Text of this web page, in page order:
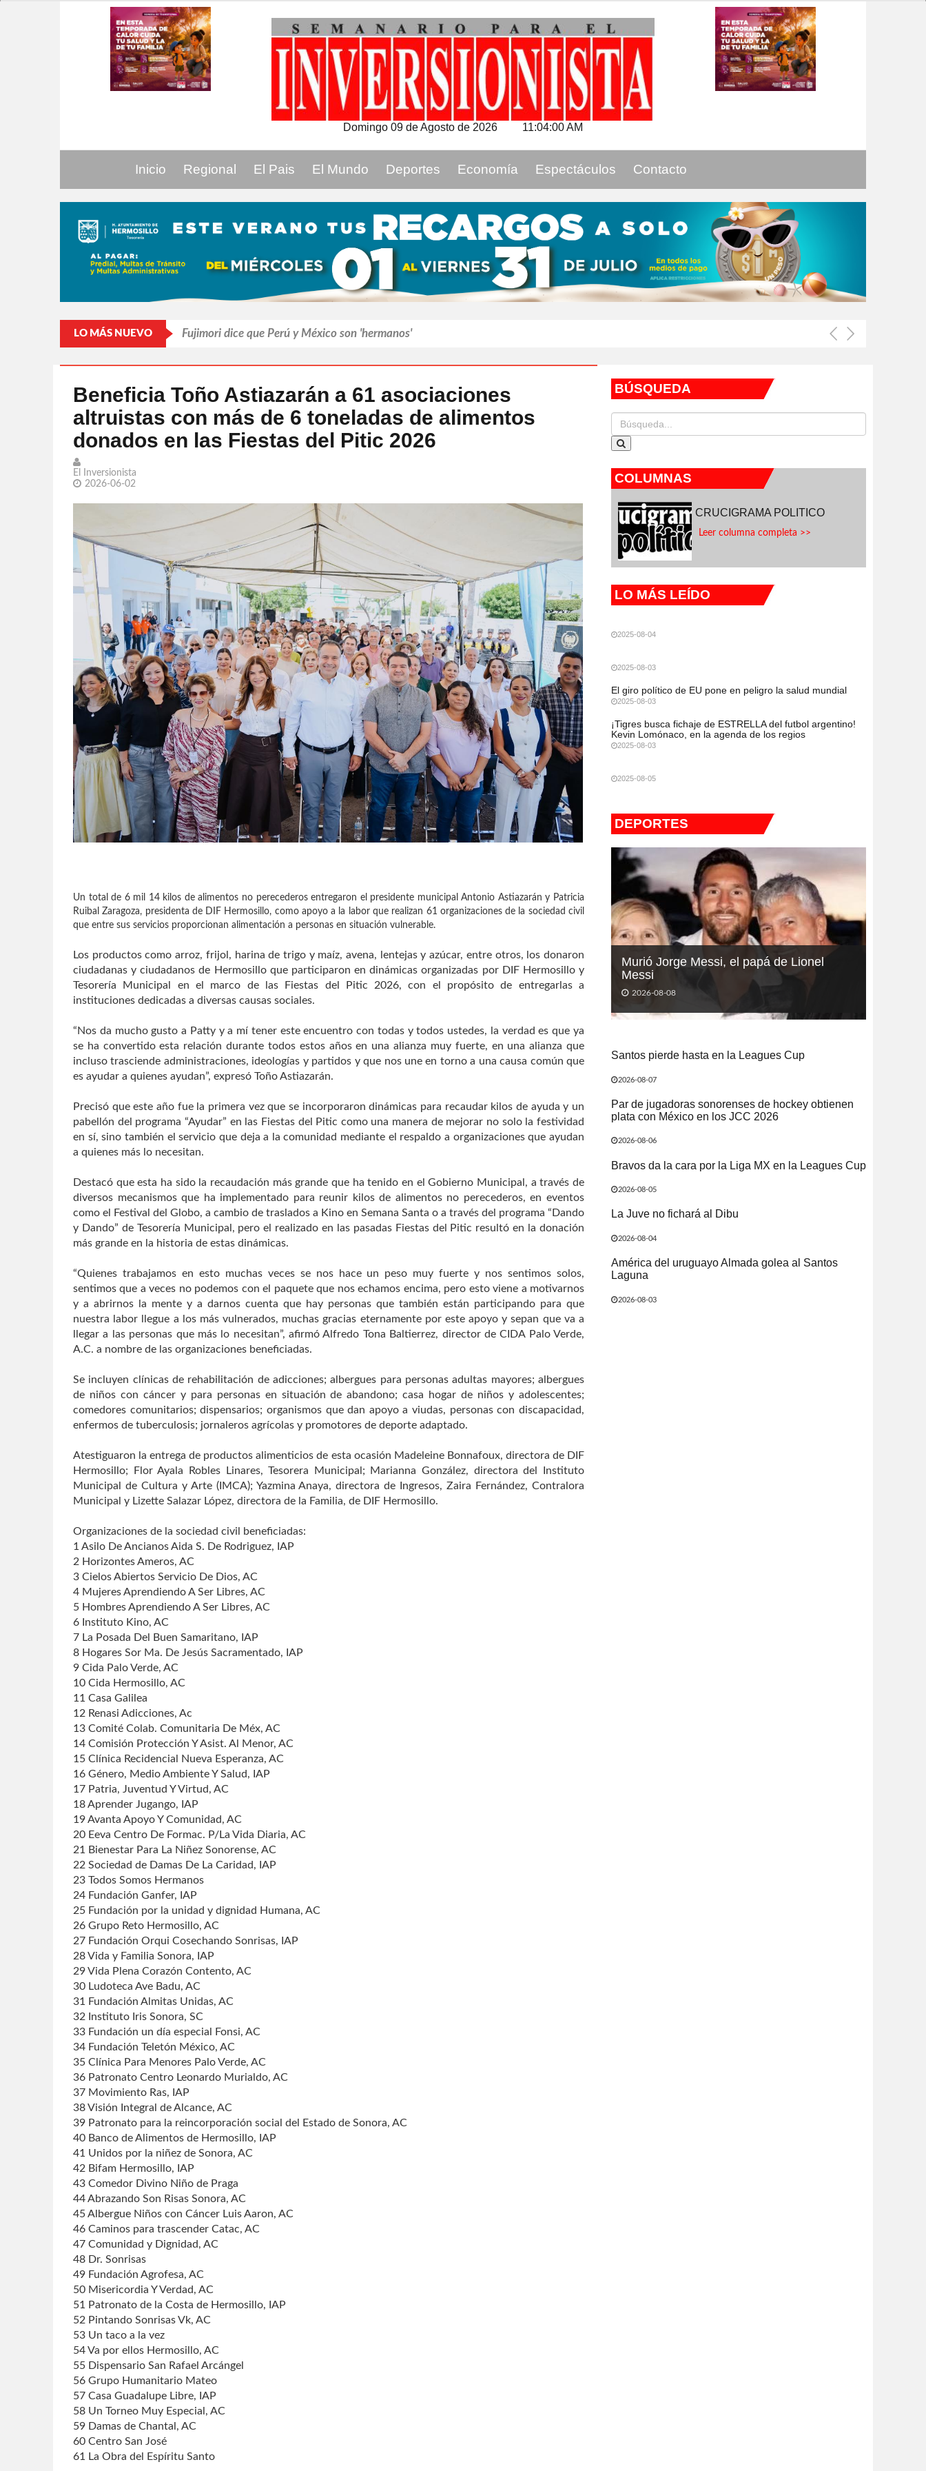
Domingo 09 de Agosto de 2026 11:04:01 AM
Inicio Regional El Pais El Mundo Deportes Economía Espectáculos Contacto
LO MÁS NUEVO Fujimori dice que Perú y México son 'hermanos'
Desechan jueces amparos por nuevo examen en UNAM
Murió Jorge Messi, el papá de Lionel Messi
Confiesa Britney Spears sentirse una madre que 'fracasó'
Beneficia Toño Astiazarán a 61 asociaciones
altruistas con más de 6 toneladas de alimentos
donados en las Fiestas del Pitic 2026
El Inversionista
2026-06-02
Un total de 6 mil 14 kilos de alimentos no perecederos entregaron el presidente municipal Antonio Astiazarán y Patricia
Ruibal Zaragoza, presidenta de DIF Hermosillo, como apoyo a la labor que realizan 61 organizaciones de la sociedad civil
que entre sus servicios proporcionan alimentación a personas en situación vulnerable.
Los productos como arroz, frijol, harina de trigo y maíz, avena, lentejas y azúcar, entre otros, los donaron
ciudadanas y ciudadanos de Hermosillo que participaron en dinámicas organizadas por DIF Hermosillo y
Tesorería Municipal en el marco de las Fiestas del Pitic 2026, con el propósito de entregarlas a
instituciones dedicadas a diversas causas sociales.
“Nos da mucho gusto a Patty y a mí tener este encuentro con todas y todos ustedes, la verdad es que ya
se ha convertido esta relación durante todos estos años en una alianza muy fuerte, en una alianza que
incluso trasciende administraciones, ideologías y partidos y que nos une en torno a una causa común que
es ayudar a quienes ayudan”, expresó Toño Astiazarán.
Precisó que este año fue la primera vez que se incorporaron dinámicas para recaudar kilos de ayuda y un
pabellón del programa “Ayudar” en las Fiestas del Pitic como una manera de mejorar no solo la festividad
en sí, sino también el servicio que deja a la comunidad mediante el respaldo a organizaciones que ayudan
a quienes más lo necesitan.
Destacó que esta ha sido la recaudación más grande que ha tenido en el Gobierno Municipal, a través de
diversos mecanismos que ha implementado para reunir kilos de alimentos no perecederos, en eventos
como el Festival del Globo, a cambio de traslados a Kino en Semana Santa o a través del programa “Dando
y Dando” de Tesorería Municipal, pero el realizado en las pasadas Fiestas del Pitic resultó en la donación
más grande en la historia de estas dinámicas.
“Quienes trabajamos en esto muchas veces se nos hace un peso muy fuerte y nos sentimos solos,
sentimos que a veces no podemos con el paquete que nos echamos encima, pero esto viene a motivarnos
y a abrirnos la mente y a darnos cuenta que hay personas que también están participando para que
nuestra labor llegue a los más vulnerados, muchas gracias eternamente por este apoyo y sepan que va a
llegar a las personas que más lo necesitan”, afirmó Alfredo Tona Baltierrez, director de CIDA Palo Verde,
A.C. a nombre de las organizaciones beneficiadas.
Se incluyen clínicas de rehabilitación de adicciones; albergues para personas adultas mayores; albergues
de niños con cáncer y para personas en situación de abandono; casa hogar de niños y adolescentes;
comedores comunitarios; dispensarios; organismos que dan apoyo a viudas, personas con discapacidad,
enfermos de tuberculosis; jornaleros agrícolas y promotores de deporte adaptado.
Atestiguaron la entrega de productos alimenticios de esta ocasión Madeleine Bonnafoux, directora de DIF
Hermosillo; Flor Ayala Robles Linares, Tesorera Municipal; Marianna González, directora del Instituto
Municipal de Cultura y Arte (IMCA); Yazmina Anaya, directora de Ingresos, Zaira Fernández, Contralora
Municipal y Lizette Salazar López, directora de la Familia, de DIF Hermosillo.
Organizaciones de la sociedad civil beneficiadas:
1 Asilo De Ancianos Aida S. De Rodriguez, IAP
2 Horizontes Ameros, AC
3 Cielos Abiertos Servicio De Dios, AC
4 Mujeres Aprendiendo A Ser Libres, AC
5 Hombres Aprendiendo A Ser Libres, AC
6 Instituto Kino, AC
7 La Posada Del Buen Samaritano, IAP
8 Hogares Sor Ma. De Jesús Sacramentado, IAP
9 Cida Palo Verde, AC
10 Cida Hermosillo, AC
11 Casa Galilea
12 Renasi Adicciones, Ac
13 Comité Colab. Comunitaria De Méx, AC
14 Comisión Protección Y Asist. Al Menor, AC
15 Clínica Recidencial Nueva Esperanza, AC
16 Género, Medio Ambiente Y Salud, IAP
17 Patria, Juventud Y Virtud, AC
18 Aprender Jugango, IAP
19 Avanta Apoyo Y Comunidad, AC
20 Eeva Centro De Formac. P/La Vida Diaria, AC
21 Bienestar Para La Niñez Sonorense, AC
22 Sociedad de Damas De La Caridad, IAP
23 Todos Somos Hermanos
24 Fundación Ganfer, IAP
25 Fundación por la unidad y dignidad Humana, AC
26 Grupo Reto Hermosillo, AC
27 Fundación Orqui Cosechando Sonrisas, IAP
28 Vida y Familia Sonora, IAP
29 Vida Plena Corazón Contento, AC
30 Ludoteca Ave Badu, AC
31 Fundación Almitas Unidas, AC
32 Instituto Iris Sonora, SC
33 Fundación un día especial Fonsi, AC
34 Fundación Teletón México, AC
35 Clínica Para Menores Palo Verde, AC
36 Patronato Centro Leonardo Murialdo, AC
37 Movimiento Ras, IAP
38 Visión Integral de Alcance, AC
39 Patronato para la reincorporación social del Estado de Sonora, AC
40 Banco de Alimentos de Hermosillo, IAP
41 Unidos por la niñez de Sonora, AC
42 Bifam Hermosillo, IAP
43 Comedor Divino Niño de Praga
44 Abrazando Son Risas Sonora, AC
45 Albergue Niños con Cáncer Luis Aaron, AC
46 Caminos para trascender Catac, AC
47 Comunidad y Dignidad, AC
48 Dr. Sonrisas
49 Fundación Agrofesa, AC
50 Misericordia Y Verdad, AC
51 Patronato de la Costa de Hermosillo, IAP
52 Pintando Sonrisas Vk, AC
53 Un taco a la vez
54 Va por ellos Hermosillo, AC
55 Dispensario San Rafael Arcángel
56 Grupo Humanitario Mateo
57 Casa Guadalupe Libre, IAP
58 Un Torneo Muy Especial, AC
59 Damas de Chantal, AC
60 Centro San José
61 La Obra del Espíritu Santo
BÚSQUEDA
COLUMNAS
CRUCIGRAMA POLITICO
Leer columna completa >>
LO MÁS LEÍDO
2025-08-04
2025-08-03
El giro político de EU pone en peligro la salud mundial
2025-08-03
¡Tigres busca fichaje de ESTRELLA del futbol argentino!
Kevin Lomónaco, en la agenda de los regios
2025-08-03
2025-08-05
DEPORTES
Murió Jorge Messi, el papá de Lionel
Messi
2026-08-08
Santos pierde hasta en la Leagues Cup
2026-08-07
Par de jugadoras sonorenses de hockey obtienen
plata con México en los JCC 2026
2026-08-06
Bravos da la cara por la Liga MX en la Leagues Cup
2026-08-05
La Juve no fichará al Dibu
2026-08-04
América del uruguayo Almada golea al Santos
Laguna
2026-08-03